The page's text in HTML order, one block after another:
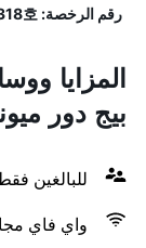
رقم الرخصة: 제318호
المزايا
بيج دور
للبالغين
واي فاي